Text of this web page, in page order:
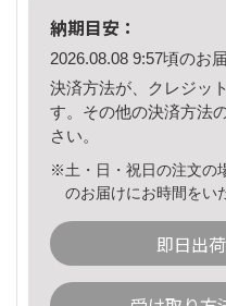
納期目安：
2026.08.08 9:57頃のお
決済方法が、クレジッ
す。その他の決済方法
さい。
※土・日・祝日の注文の
のお届けにお時間をい
即日出